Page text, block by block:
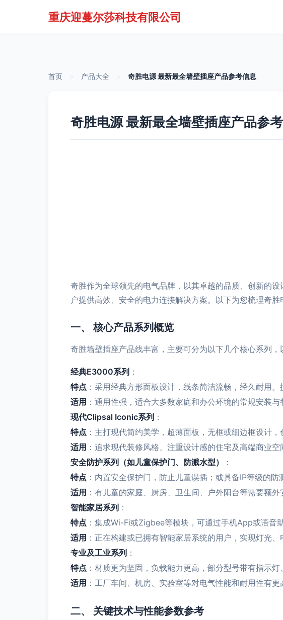
重庆迎蔓尔莎科技有限公司
首页 产品大全 奇胜电源 最新最全墙壁插座产品参考信息
奇胜电源 最新最全墙壁插座产品参
奇胜作为全球领先的电气品牌，以其卓越的品质、创新的
户提供高效、安全的电力连接解决方案。以下为您梳理奇胜
一、 核心产品系列概览
奇胜墙壁插座产品线丰富，主要可分为以下几个核心系列，
经典E3000系列 ：
特点 ：采用经典方形面板设计，线条简洁流畅，经久耐用
适用 ：通用性强，适合大多数家庭和办公环境的常规安装与
现代Clipsal Iconic系列 ：
特点 ：主打现代简约美学，超薄面板，无框或细边框设计
适用 ：追求现代装修风格、注重设计感的住宅及高端商业空
安全防护系列（如儿童保护门、防溅水型）
：
特点 ：内置安全保护门，防止儿童误插；或具备IP等级的防
适用 ：有儿童的家庭、厨房、卫生间、户外阳台等需要额
智能家居系列 ：
特点 ：集成Wi-Fi或Zigbee等模块，可通过手机App或语音
适用 ：正在构建或已拥有智能家居系统的用户，实现灯光、
专业及工业系列 ：
特点 ：材质更为坚固，负载能力更高，部分型号带有指示
适用 ：工厂车间、机房、实验室等对电气性能和耐用性有更
二、 关键技术与性能参数参考